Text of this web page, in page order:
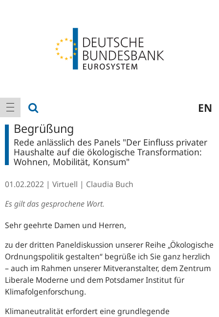
Hauptnavigation
Navigation anzeigen EN
Begrüßung
Rede anlässlich des Panels "Der Einfluss privater
Haushalte auf die ökologische Transformation:
Wohnen, Mobilität, Konsum"
01.02.2022 Virtuell
Claudia Buch
Es gilt das gesprochene Wort.
Sehr geehrte Damen und Herren,
zu der dritten Paneldiskussion unserer Reihe „Ökologische
Ordnungspolitik gestalten“ begrüße ich Sie ganz herzlich
– auch im Rahmen unserer Mitveranstalter, dem Zentrum
Liberale Moderne und dem Potsdamer Institut für
Klimafolgenforschung.
Klimaneutralität erfordert eine grundlegende